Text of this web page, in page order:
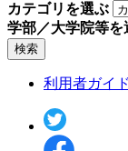
カテゴリを選ぶ
学部／大学院等を
検索
利用者ガイ